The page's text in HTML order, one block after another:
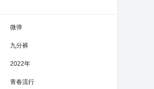
微弹
九分裤
2022年
青春流行